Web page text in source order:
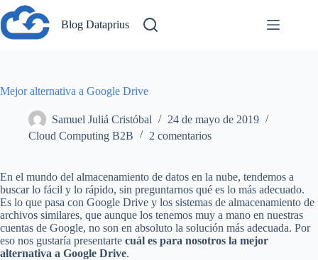
Saltar
al
contenido
Blog Dataprius
Mejor alternativa a Google Drive
Samuel Juliá Cristóbal
24 de mayo de 2019
Cloud Computing B2B
2 comentarios
En el mundo del almacenamiento de datos en la nube, tendemos a
buscar lo fácil y lo rápido, sin preguntarnos qué es lo más adecuado.
Es lo que pasa con Google Drive y los sistemas de almacenamiento de
archivos similares, que aunque los tenemos muy a mano en nuestras
cuentas de Google, no son en absoluto la solución más adecuada. Por
eso nos gustaría presentarte cuál es para nosotros la mejor
alternativa a Google Drive.